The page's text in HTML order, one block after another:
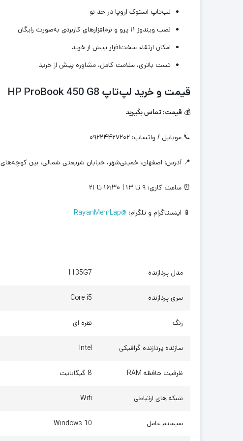
لپ‌تاپ استوک اروپا در حد نو
نصب ویندوز ۱۱ پرو و نرم‌افزارهای کاربردی به‌صورت رایگان
امکان ارتقاء سخت‌افزار پیش از خرید
تست باتری، سلامت کامل، مشاوره پیش از خرید
قیمت و خرید لپ‌تاپ HP ProBook 450 G8
💰 قیمت: تماس بگیرید
📞 موبایل / واتساپ: ۰۹۲۲۴۴۲۷۲۰۲
📍 آدرس: اصفهان، خمینی‌شهر، خیابان شریعتی شمالی، بین کوچه‌های ۵۶ و ۵۸
⏰ ساعت کاری: ۹ تا ۱۳ | ۱۶:۳۰ تا ۲۱
📱 اینستاگرام و تلگرام: @RayanMehrLap
مدل پردازنده 1135G7
سری پردازنده Core i5
رنگ نقره ای
سازنده پردازنده گرافیکی Intel
ظرفیت حافظه RAM 8 گیگابایت
شبکه های ارتباطی Wifi
سیستم عامل Windows 10